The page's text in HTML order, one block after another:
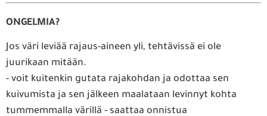
ONGELMIA?
Jos väri leviää rajaus-aineen yli, tehtävissä ei ole
juurikaan mitään.
- voit kuitenkin gutata rajakohdan ja odottaa sen
kuivumista ja sen jälkeen maalataan levinnyt kohta
tummemmalla värillä - saattaa onnistua